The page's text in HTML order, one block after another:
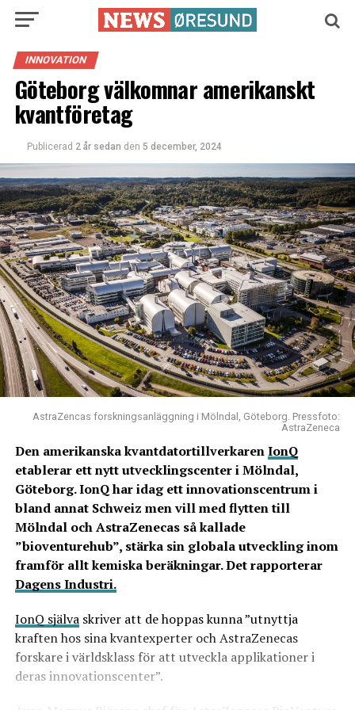
INNOVATION
Göteborg välkomnar amerikanskt
kvantföretag
Publicerad 2 år sedan den 5 december, 2024
AstraZencas forskningsanläggning i Mölndal, Göteborg. Pressfoto:
AstraZeneca
Den amerikanska kvantdatortillverkarenIonQ
etablerar ett nytt utvecklingscenter i Mölndal,
Göteborg. IonQ har idag ett innovationscentrum i
bland annat Schweiz men vill med flytten till
Mölndal och AstraZenecas så kallade
”bioventurehub”, stärka sin globala utveckling inom
framför allt kemiska beräkningar. Det rapporterar
Dagens Industri.
IonQ självaskriver att de hoppas kunna ”utnyttja
kraften hos sina kvantexperter och AstraZenecas
forskare i världsklass för att utveckla applikationer i
deras innovationscenter”.